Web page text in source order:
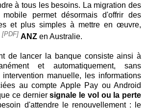
à tous les besoins. La migration des
permet désormais d'offrir des
et plus simples à mettre en œuvre,
[PDF] ANZ en Australie.
de lancer la banque consiste ainsi à
et automatiquement, sans
manuelle, les informations
au compte Apple Pay ou Android
ce derniersignale le vol ou la perte
d'attendre le renouvellement : le